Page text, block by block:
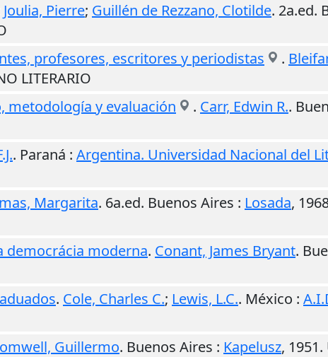
Joulia, Pierre; Guillén de Rezzano, Clotilde. 2a.ed.
profesores, escritores y periodistas
.
LITERARIO
metodología y evaluación
. Carr, Edwin R..
. Paraná : Argentina. Universidad Nacional del
Margarita. 6a.ed. Buenos Aires : Losada,
democrácia moderna. Conant, James Bryant.
. Cole, Charles C.; Lewis, L.C.. México :
Guillermo. Buenos Aires : Kapelusz, 1951.